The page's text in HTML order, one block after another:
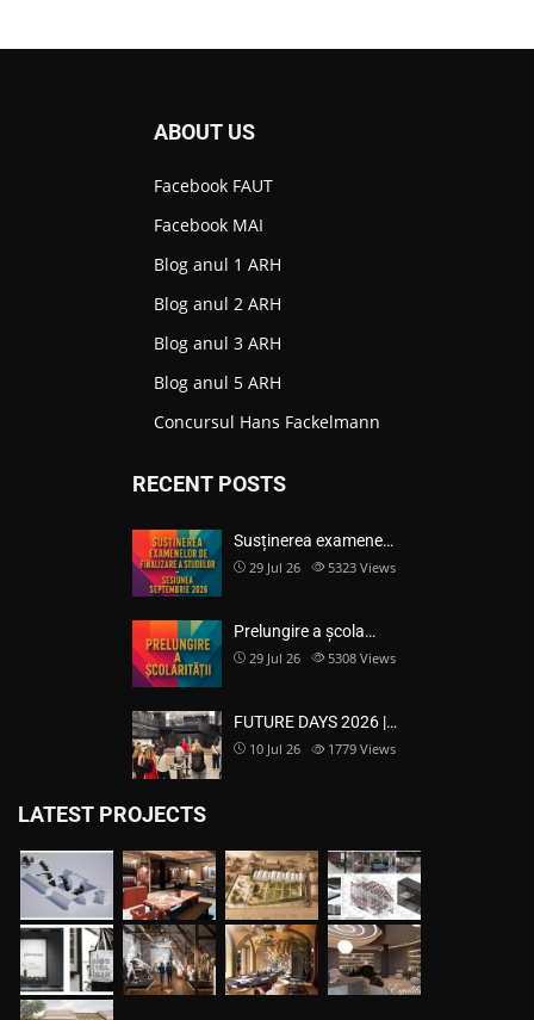
ABOUT US
Facebook FAUT
Facebook MAI
Blog anul 1 ARH
Blog anul 2 ARH
Blog anul 3 ARH
Blog anul 5 ARH
Concursul Hans Fackelmann
RECENT POSTS
Susținerea examene…
29 Jul 26 5323 Views
Prelungire a școla…
29 Jul 26 5308 Views
FUTURE DAYS 2026 |…
10 Jul 26 1779 Views
LATEST PROJECTS